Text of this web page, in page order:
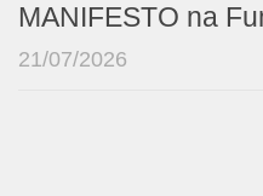
MANIFESTO na
21/07/2026